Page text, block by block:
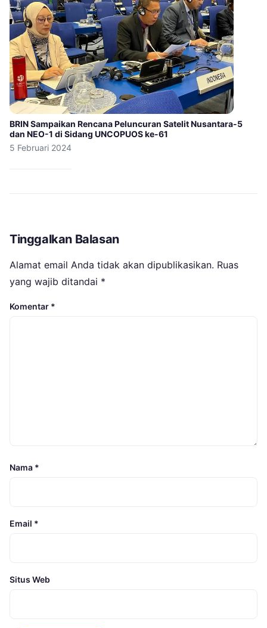
BRIN Sampaikan Rencana Peluncuran Satelit Nusantara-5
dan NEO-1 di Sidang UNCOPUOS ke-61
5 Februari 2024
Tinggalkan Balasan
Alamat email Anda tidak akan dipublikasikan. Ruas
yang wajib ditandai *
Komentar *
Nama *
Email *
Situs Web